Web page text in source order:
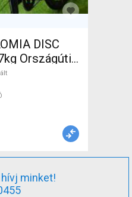
DISC
Országúti
ELADÓ
minket!